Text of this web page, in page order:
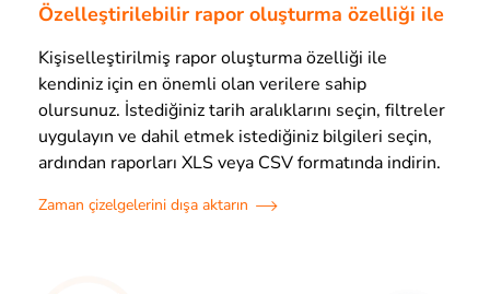
Özelleştirilebilir rapor oluşturma özelliği ile
Kişiselleştirilmiş rapor oluşturma özelliği ile
kendiniz için en önemli olan verilere sahip
olursunuz. İstediğiniz tarih aralıklarını seçin, filtreler
uygulayın ve dahil etmek istediğiniz bilgileri seçin,
ardından raporları XLS veya CSV formatında indirin.
Zaman çizelgelerini dışa aktarın